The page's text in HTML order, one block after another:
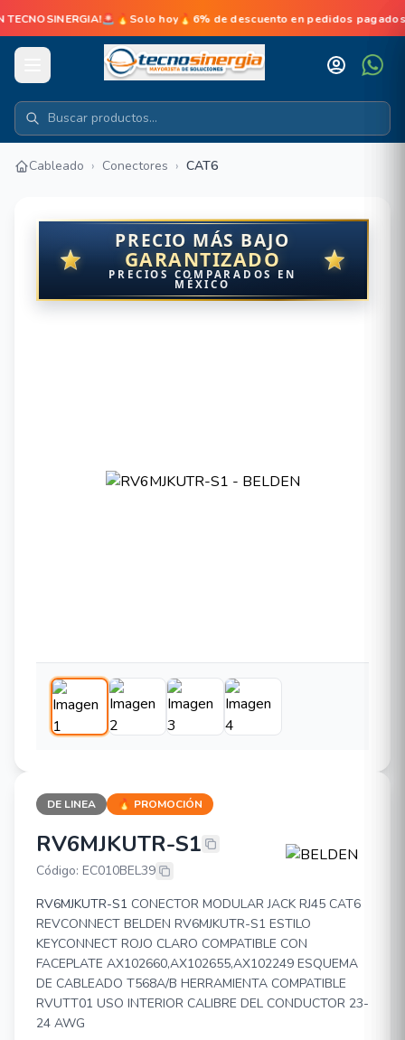
TECNOSINERGIA!🚨🔥Solo hoy🔥6% de descuento en pedidos
Cableado › Conectores › CAT6
PRECIO MÁS BAJO
GARANTIZADO
PRECIOS COMPARADOS EN
MÉXICO
DE LINEA 🔥 PROMOCIÓN
BELDEN RV6MJKUTR-S1
RV6MJKUTR-S1
Código: EC010BEL39
RV6MJKUTR-S1 CONECTOR MODULAR JACK RJ45 CAT6
REVCONNECT BELDEN RV6MJKUTR-S1 ESTILO
KEYCONNECT ROJO CLARO COMPATIBLE CON
FACEPLATE AX102660,AX102655,AX102249 ESQUEMA
DE CABLEADO T568A/B HERRAMIENTA COMPATIBLE
RVUTT01 USO INTERIOR CALIBRE DEL CONDUCTOR 23-
24 AWG